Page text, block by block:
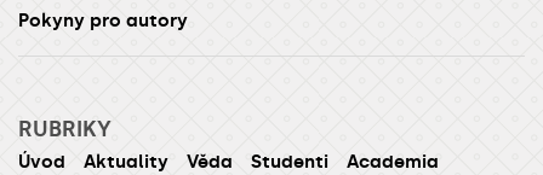
Pokyny pro autory
RUBRIKY
Úvod Aktuality Věda Studenti
Academia